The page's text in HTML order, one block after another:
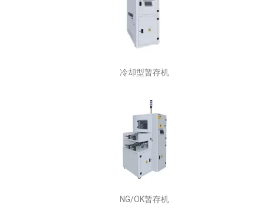
冷却型暂存机
NG/OK暂存机